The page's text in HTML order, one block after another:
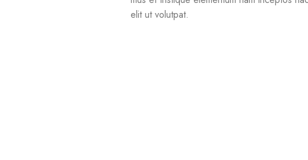
elit ut volutpat.